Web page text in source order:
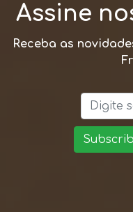
Assine
Receba as